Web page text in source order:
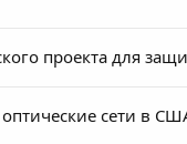
проекта для
сети в